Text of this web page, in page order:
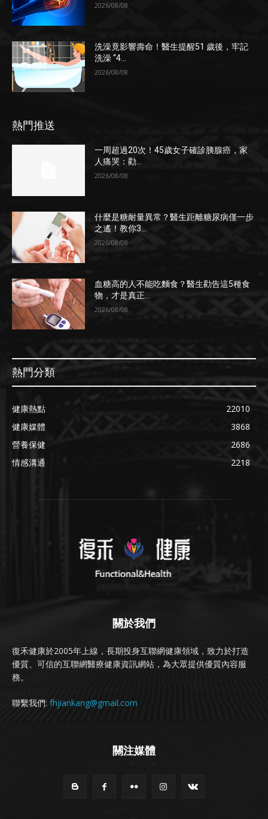
2026/08/08
洗澡竟影響壽命！醫生提醒51 歲後，牢記
洗澡 “4...
2026/08/08
熱門推送
一周超過20次！45歲女子確診胰腺癌，家
人痛哭：勸...
2026/08/08
什麼是糖耐量異常？醫生距離糖尿病僅一步
之遙！教你3...
2026/08/08
血糖高的人不能吃麵食？醫生勸告這5種食
物，才是真正...
2026/08/08
熱門分類
健康熱點
22010
健康媒體
3868
營養保健
2686
情感溝通
2218
關於我們
復禾健康於2005年上線，長期投身互聯網健康領域，致力於打造
優質、可信的互聯網醫療健康資訊網站，為大眾提供優質內容服
務。
聯繫我們: fhjiankang@gmail.com
關注媒體